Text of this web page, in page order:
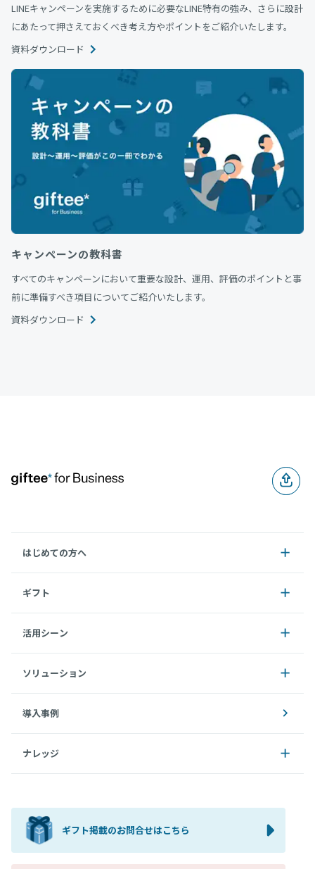
LINEキャンペーンを実施するために必要なLINE特有の強み、さらに設計
にあたって押さえておくべき考え方やポイントをご紹介いたします。
資料ダウンロード
キャンペーンの教科書
すべてのキャンペーンにおいて重要な設計、運用、評価のポイントと事
前に準備すべき項目についてご紹介いたします。
資料ダウンロード
はじめての方へ
ギフト
活用シーン
ソリューション
導入事例
ナレッジ
ギフト掲載のお問合せはこちら